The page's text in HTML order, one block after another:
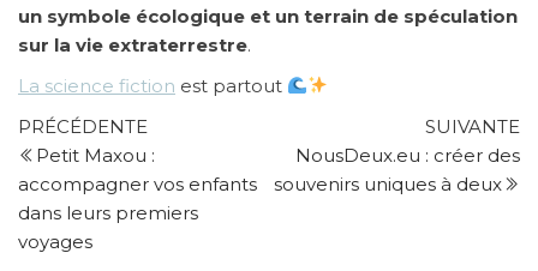
un symbole écologique et un terrain de spéculation
sur la vie extraterrestre.
La science fiction est partout
Navigation
de
l’article
Article
précédent
PRÉCÉDENTE
Petit Maxou :
accompagner vos enfants
dans leurs premiers
voyages
SUIVANTE
NousDeux.eu : créer des
souvenirs uniques à deux